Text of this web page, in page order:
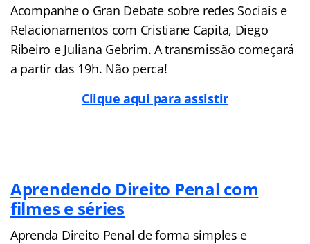
Acompanhe o Gran Debate sobre redes Sociais e
Relacionamentos com Cristiane Capita, Diego
Ribeiro e Juliana Gebrim. A transmissão começará
a partir das 19h. Não perca!
Clique aqui para assistir
Aprendendo Direito Penal com
filmes e séries
Aprenda Direito Penal de forma simples e